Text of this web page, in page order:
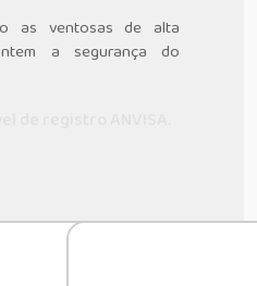
as ventosas de alta
a segurança do